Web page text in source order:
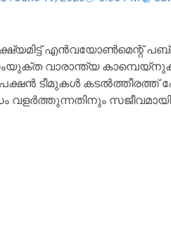
എൻവയോൺമെന്റ്
വാരാന്ത്യ
ടീമുകൾ കടൽത്തീരത്ത്